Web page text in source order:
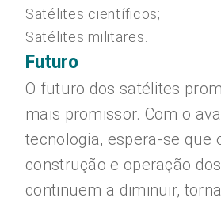
Satélites científicos;
Satélites militares.
Futuro
O futuro dos satélites
mais promissor. Com o
tecnologia, espera-se que
construção e operação
continuem a diminuir,